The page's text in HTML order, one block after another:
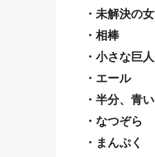
・未解決の女
・相棒
・小さな巨人
・エール
・半分、青い
・なつぞら
・まんぷく